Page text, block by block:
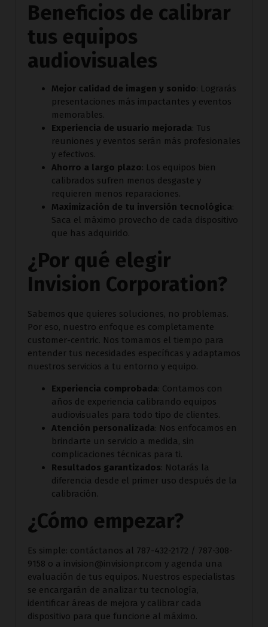
Beneficios de calibrar
tus equipos
audiovisuales
Mejor calidad de imagen y sonido: Lograrás
presentaciones más impactantes y eventos
memorables.
Experiencia de usuario mejorada: Tus
reuniones y eventos serán más profesionales
y efectivos.
Ahorro a largo plazo: Los equipos bien
calibrados sufren menos desgaste y
requieren menos reparaciones.
Maximización de tu inversión tecnológica:
Saca el máximo provecho de cada dispositivo
que has adquirido.
¿Por qué elegir
Invision Corporation?
Sabemos que quieres soluciones, no problemas.
Por eso, nuestro enfoque es completamente
customer-centric. Nos tomamos el tiempo para
entender tus necesidades específicas y adaptamos
nuestros servicios a tu entorno y equipo.
Experiencia comprobada: Contamos con
años de experiencia calibrando equipos
audiovisuales para todo tipo de clientes.
Atención personalizada: Nos enfocamos en
brindarte un servicio a medida, sin
complicaciones técnicas para ti.
Resultados garantizados: Notarás la
diferencia desde el primer uso después de la
calibración.
¿Cómo empezar?
Es simple: contáctanos al 787-432-2172 / 787-308-
9158 o a invision@invisionpr.com y agenda una
evaluación de tus equipos. Nuestros especialistas
se encargarán de analizar tu tecnología,
identificar áreas de mejora y calibrar cada
dispositivo para que funcione al máximo.